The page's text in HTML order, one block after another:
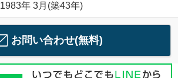
1983年 3月(築43年)
お問い合わせ(無料)